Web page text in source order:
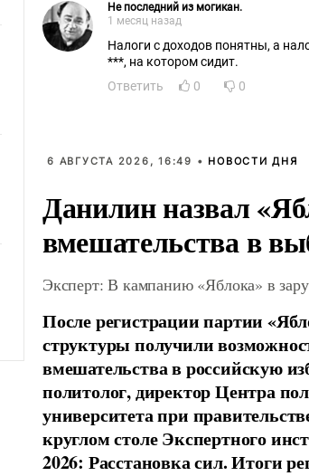
Не последний из могикан.
1 месяц назад
Налоги с доходов понятны, а
***, на котором сидит.
Ответить
0 0
6 АВГУСТА 2026, 16:49 • НОВОСТИ ДНЯ
Данилин назвал
вмешательства в
Эксперт: В кампанию «Яблока» в
После регистрации партии
структуры получили
вмешательства в российскую
политолог, директор Центра
университета при
круглом столе Экспертного
2026: Расстановка сил. Итоги